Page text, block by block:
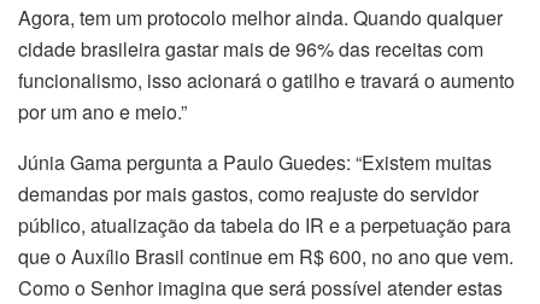
Agora, tem um protocolo melhor ainda. Quando qualquer
cidade brasileira gastar mais de 96% das receitas com
funcionalismo, isso acionará o gatilho e travará o aumento
por um ano e meio.”
Júnia Gama pergunta a Paulo Guedes: “Existem muitas
demandas por mais gastos, como reajuste do servidor
público, atualização da tabela do IR e a perpetuação para
que o Auxílio Brasil continue em R$ 600, no ano que vem.
Como o Senhor imagina que será possível atender estas